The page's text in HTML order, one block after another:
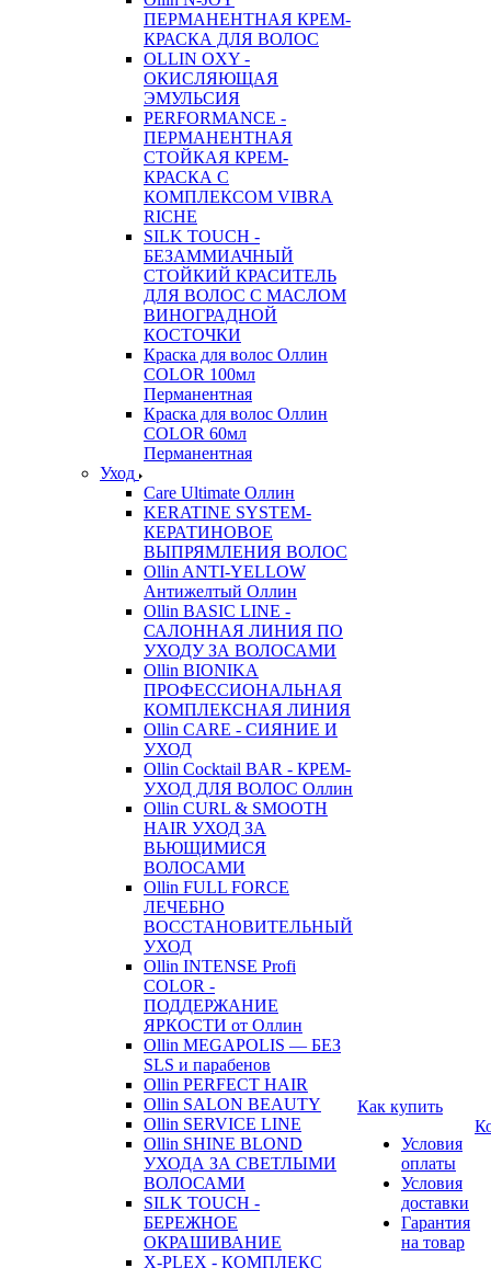
ПЕРМАНЕНТНАЯ КРЕМ-
КРАСКА ДЛЯ ВОЛОС
OLLIN OXY -
ОКИСЛЯЮЩАЯ
ЭМУЛЬСИЯ
PERFORMANCE -
ПЕРМАНЕНТНАЯ
СТОЙКАЯ КРЕМ-
КРАСКА С
КОМПЛЕКСОМ VIBRA
RICHE
SILK TOUCH -
БЕЗАММИАЧНЫЙ
СТОЙКИЙ КРАСИТЕЛЬ
ДЛЯ ВОЛОС С МАСЛОМ
ВИНОГРАДНОЙ
КОСТОЧКИ
Краска для волос Оллин
COLOR 100мл
Перманентная
Краска для волос Оллин
COLOR 60мл
Перманентная
Уход
Care Ultimate Оллин
KERATINE SYSTEM-
КЕРАТИНОВОЕ
ВЫПРЯМЛЕНИЯ ВОЛОС
Ollin ANTI-YELLOW
Антижелтый Оллин
Ollin BASIC LINE -
САЛОННАЯ ЛИНИЯ ПО
УХОДУ ЗА ВОЛОСАМИ
Ollin BIONIKA
ПРОФЕССИОНАЛЬНАЯ
КОМПЛЕКСНАЯ ЛИНИЯ
Ollin CARE - СИЯНИЕ И
УХОД
Ollin Cocktail BAR - КРЕМ-
УХОД ДЛЯ ВОЛОС Оллин
Ollin CURL & SMOOTH
HAIR УХОД ЗА
ВЬЮЩИМИСЯ
ВОЛОСАМИ
Ollin FULL FORCE
ЛЕЧЕБНО
ВОССТАНОВИТЕЛЬНЫЙ
УХОД
Ollin INTENSE Profi
COLOR -
ПОДДЕРЖАНИЕ
ЯРКОСТИ от Оллин
Ollin MEGAPOLIS — БЕЗ
SLS и парабенов
Ollin PERFECT HAIR
Ollin SALON BEAUTY
Ollin SERVICE LINE
Ollin SHINE BLOND
УХОДА ЗА СВЕТЛЫМИ
ВОЛОСАМИ
SILK TOUCH -
БЕРЕЖНОЕ
ОКРАШИВАНИЕ
X-PLEX - КОМПЛЕКС
Как купить
Условия
оплаты
Условия
доставки
Гарантия
на товар